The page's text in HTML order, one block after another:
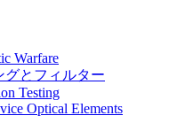
Warfare
グとフィルター
Testing
Optical Elements